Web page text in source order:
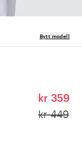
Bytt modell
kr 359
kr 449